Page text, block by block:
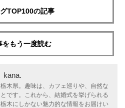
TOP100の記事
をもう一度読む
kana.
木県。趣味は、カフェ巡りや、自然な
です。これから、結婚式を挙げられる
木にしかない魅力的な情報をお届けい